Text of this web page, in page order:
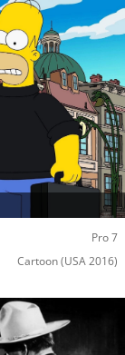
Pro 7
Cartoon(USA 2016)